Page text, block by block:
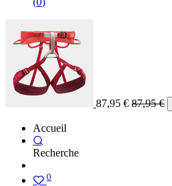
87,95 € 87,95€
Accueil
Recherche
0